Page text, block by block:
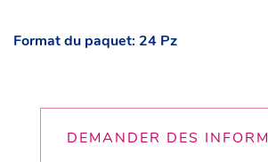
Format du paquet: 24 Pz
DEMANDER DES